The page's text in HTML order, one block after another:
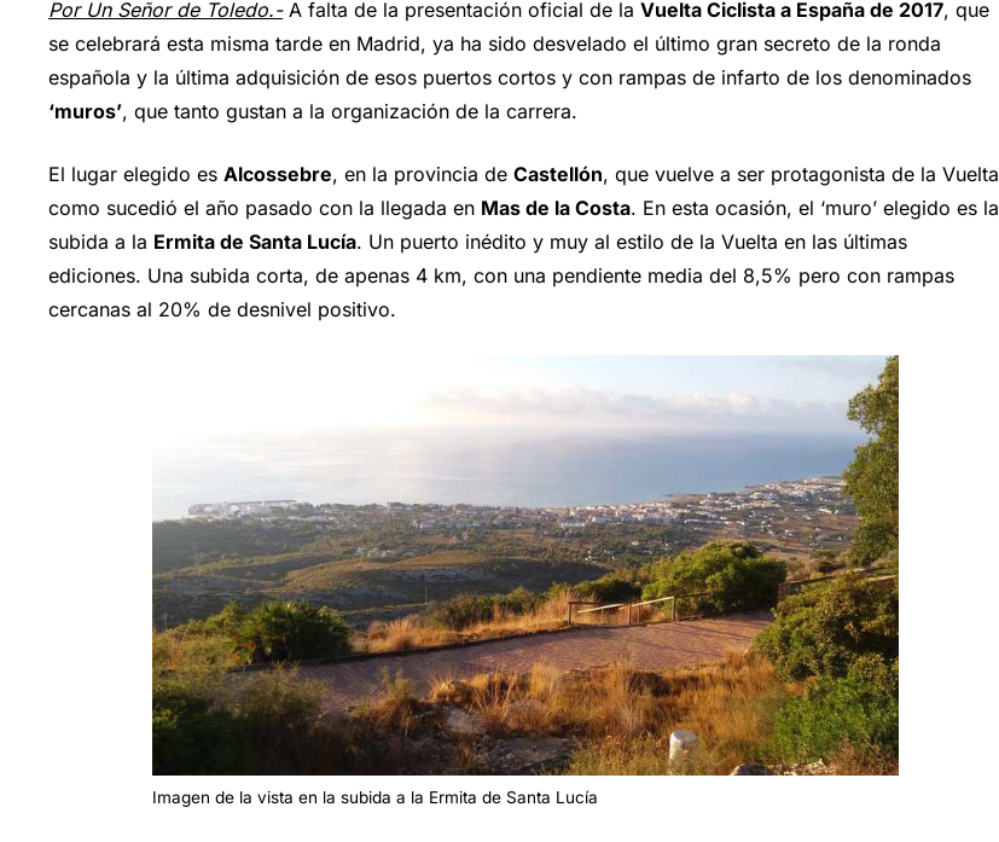
Por Un Señor de Toledo.-A falta de la presentación oficial de la Vuelta Ciclista a España de 2017, que
se celebrará esta misma tarde en Madrid, ya ha sido desvelado el último gran secreto de la ronda
española y la última adquisición de esos puertos cortos y con rampas de infarto de los denominados
‘muros’, que tanto gustan a la organización de la carrera.
El lugar elegido es Alcossebre, en la provincia de Castellón, que vuelve a ser protagonista de la Vuelta
como sucedió el año pasado con la llegada en Mas de la Costa. En esta ocasión, el ‘muro’ elegido es la
subida a la Ermita de Santa Lucía. Un puerto inédito y muy al estilo de la Vuelta en las últimas
ediciones. Una subida corta, de apenas 4 km, con una pendiente media del 8,5% pero con rampas
cercanas al 20% de desnivel positivo.
Imagen de la vista en la subida a la Ermita de Santa Lucía